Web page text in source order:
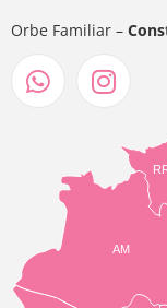
Orbe Familiar –
AM